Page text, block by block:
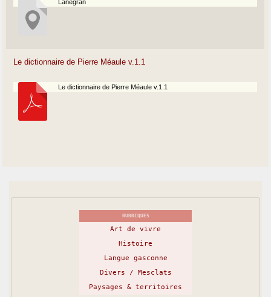
Lanegran
Le dictionnaire de Pierre Méaule v.1.1
Le dictionnaire de Pierre Méaule v.1.1
RUBRIQUES
Art de vivre
Histoire
Langue gasconne
Divers / Mesclats
Paysages & territoires